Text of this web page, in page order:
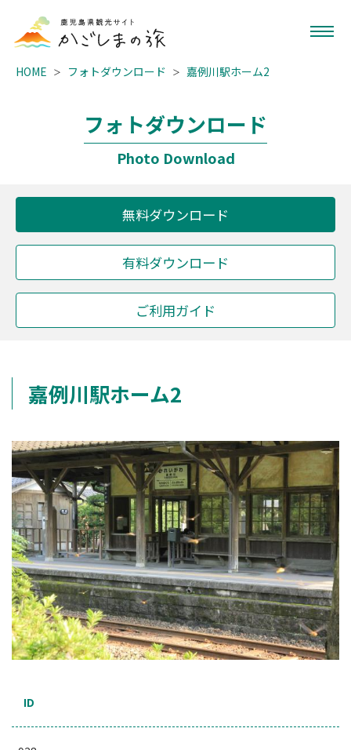
HOME フォトダウンロード 嘉例川駅ホーム2
フォトダウンロード
Photo Download
無料ダウンロード
有料ダウンロード
ご利用ガイド
嘉例川駅ホーム2
ID